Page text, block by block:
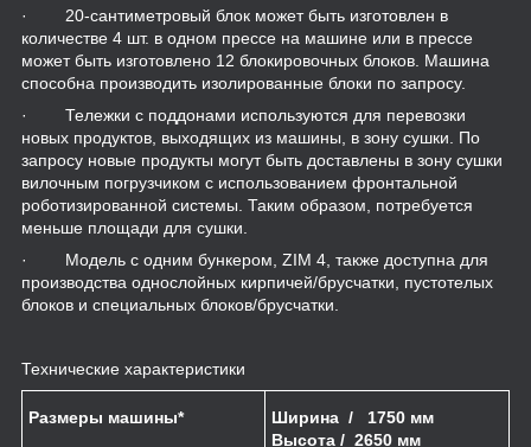
· 20-сантиметровый блок может быть изготовлен в
количестве 4 шт. в одном прессе на машине или в прессе
может быть изготовлено 12 блокировочных блоков. Машина
способна производить изолированные блоки по запросу.
· Тележки с поддонами используются для перевозки
новых продуктов, выходящих из машины, в зону сушки. По
запросу новые продукты могут быть доставлены в зону сушки
вилочным погрузчиком с использованием фронтальной
роботизированной системы. Таким образом, потребуется
меньше площади для сушки.
· Модель с одним бункером, ZIM 4, также доступна для
производства однослойных кирпичей/брусчатки, пустотелых
блоков и специальных блоков/брусчатки.
Технические характеристики
Размеры машины* Ширина /
1750 мм
Высота / 2650 мм